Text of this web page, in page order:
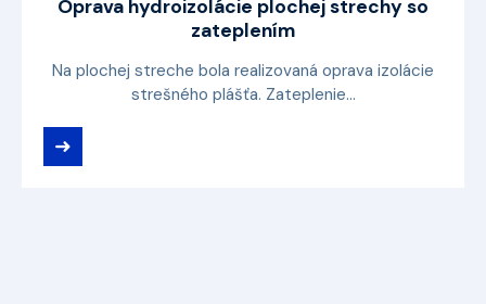
Oprava hydroizolácie plochej strechy so
zateplením
Na plochej streche bola realizovaná oprava izolácie
strešného plášťa. Zateplenie...
➜